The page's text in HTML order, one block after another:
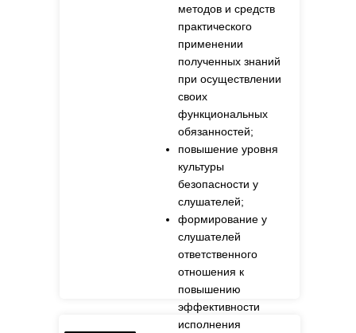
методов и средств
практического
применении
полученных знаний
при осуществлении
своих
функциональных
обязанностей;
повышение уровня
культуры
безопасности у
слушателей;
формирование у
слушателей
ответственного
отношения к
повышению
эффективности
исполнения